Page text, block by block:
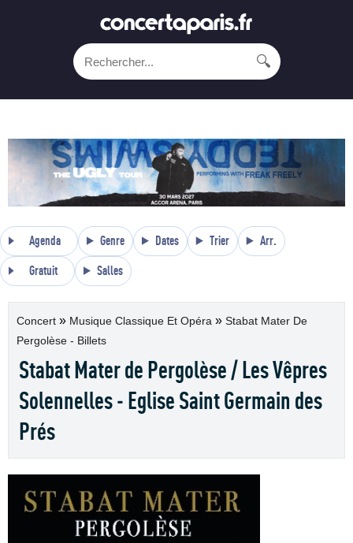
🔍
Agenda Genre Dates Trier Arr.
Gratuit Salles
Concert » Musique Classique Et Opéra » Stabat Mater De
Pergolèse - Billets
Stabat Mater de Pergolèse / Les Vêpres
Solennelles - Eglise Saint Germain des
Prés